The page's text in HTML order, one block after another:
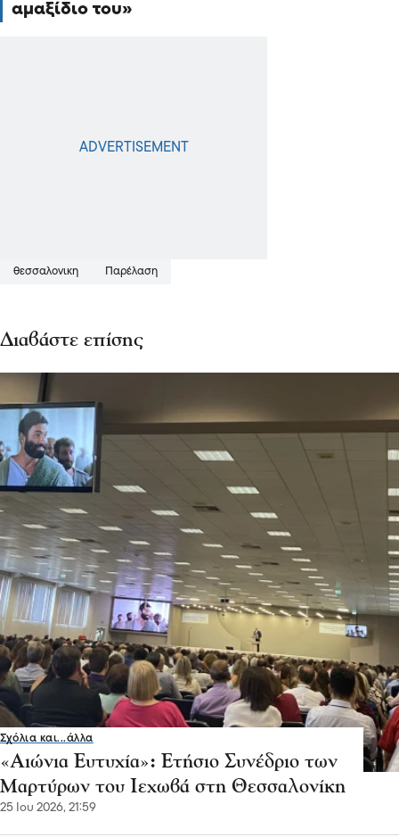
αμαξίδιο του
θεσσαλονικη Παρέλαση
Διαβάστε επίσης
Σχόλια και...άλλα
«Αιώνια Ευτυχία»: Ετήσιο Συνέδριο των
Μαρτύρων του Ιεχωβά στη Θεσσαλονίκη
25 Ιου 2026, 21:59